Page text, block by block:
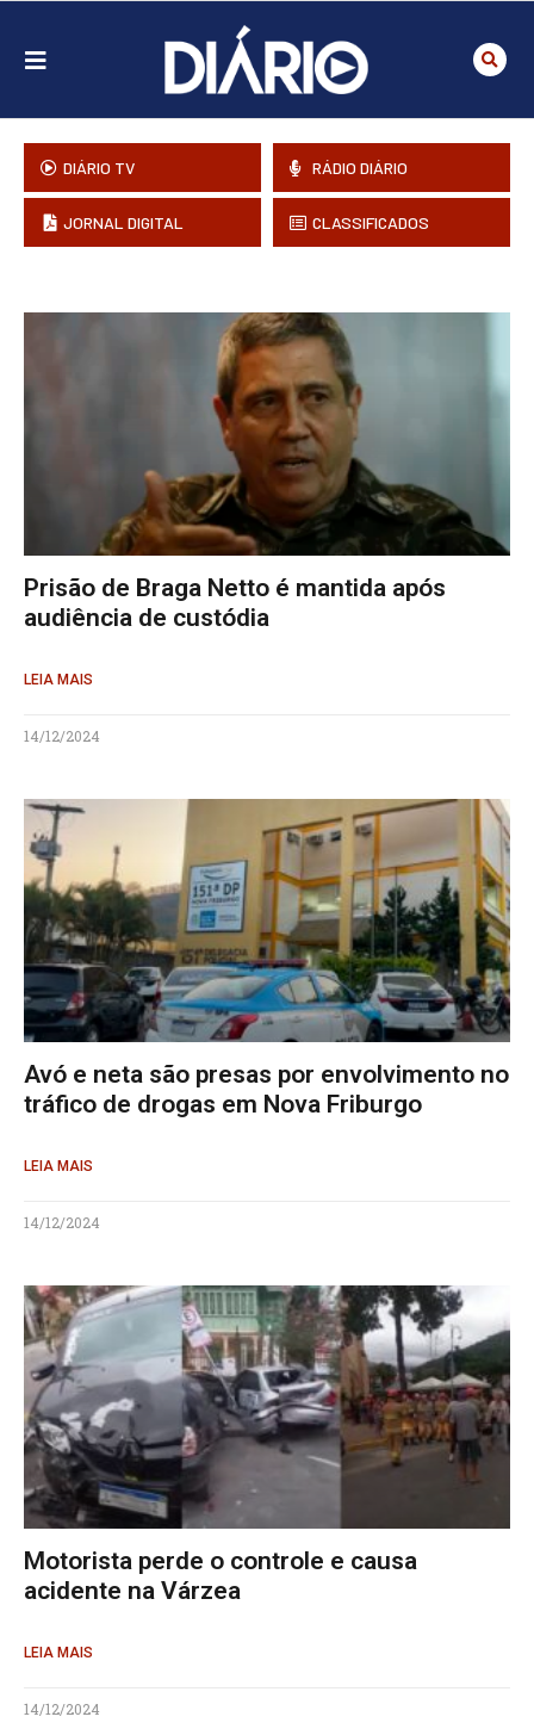
DIÁRIO TV RÁDIO DIÁRIO
JORNAL DIGITAL CLASSIFICADOS
Prisão de Braga Netto é mantida após
audiência de custódia
LEIA MAIS
14/12/2024
Avó e neta são presas por envolvimento no
tráfico de drogas em Nova Friburgo
LEIA MAIS
14/12/2024
Motorista perde o controle e causa
acidente na Várzea
LEIA MAIS
14/12/2024